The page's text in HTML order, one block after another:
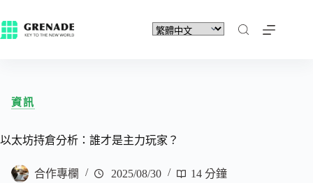
資訊
以太坊持倉分析：誰才是主力玩家？
合作專欄 2025/08/30 14 分鐘